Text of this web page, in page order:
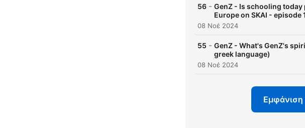
56 - GenZ - Is schooling
Europe on SKAI - episode
08 Νοέ 2024
55 - GenZ - What's GenZ's
greek language)
08 Νοέ 2024
Εμφάνιση